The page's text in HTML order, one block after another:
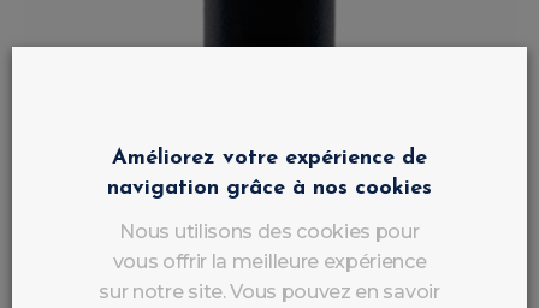
Améliorez votre expérience de
navigation grâce à nos cookies
Nous utilisons des cookies pour
vous offrir la meilleure expérience
sur notre site. Vous pouvez en savoir